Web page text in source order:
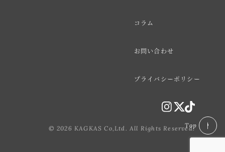
Top
コラム
お問い合わせ
プライバシーポリシー
© 2026 KAGKAS Co,Ltd. All Rights Reserved.